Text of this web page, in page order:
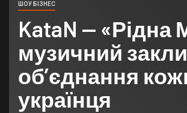
ШОУ БІЗНЕС
KataN — «Рідна
музичний
об’єднання
українця